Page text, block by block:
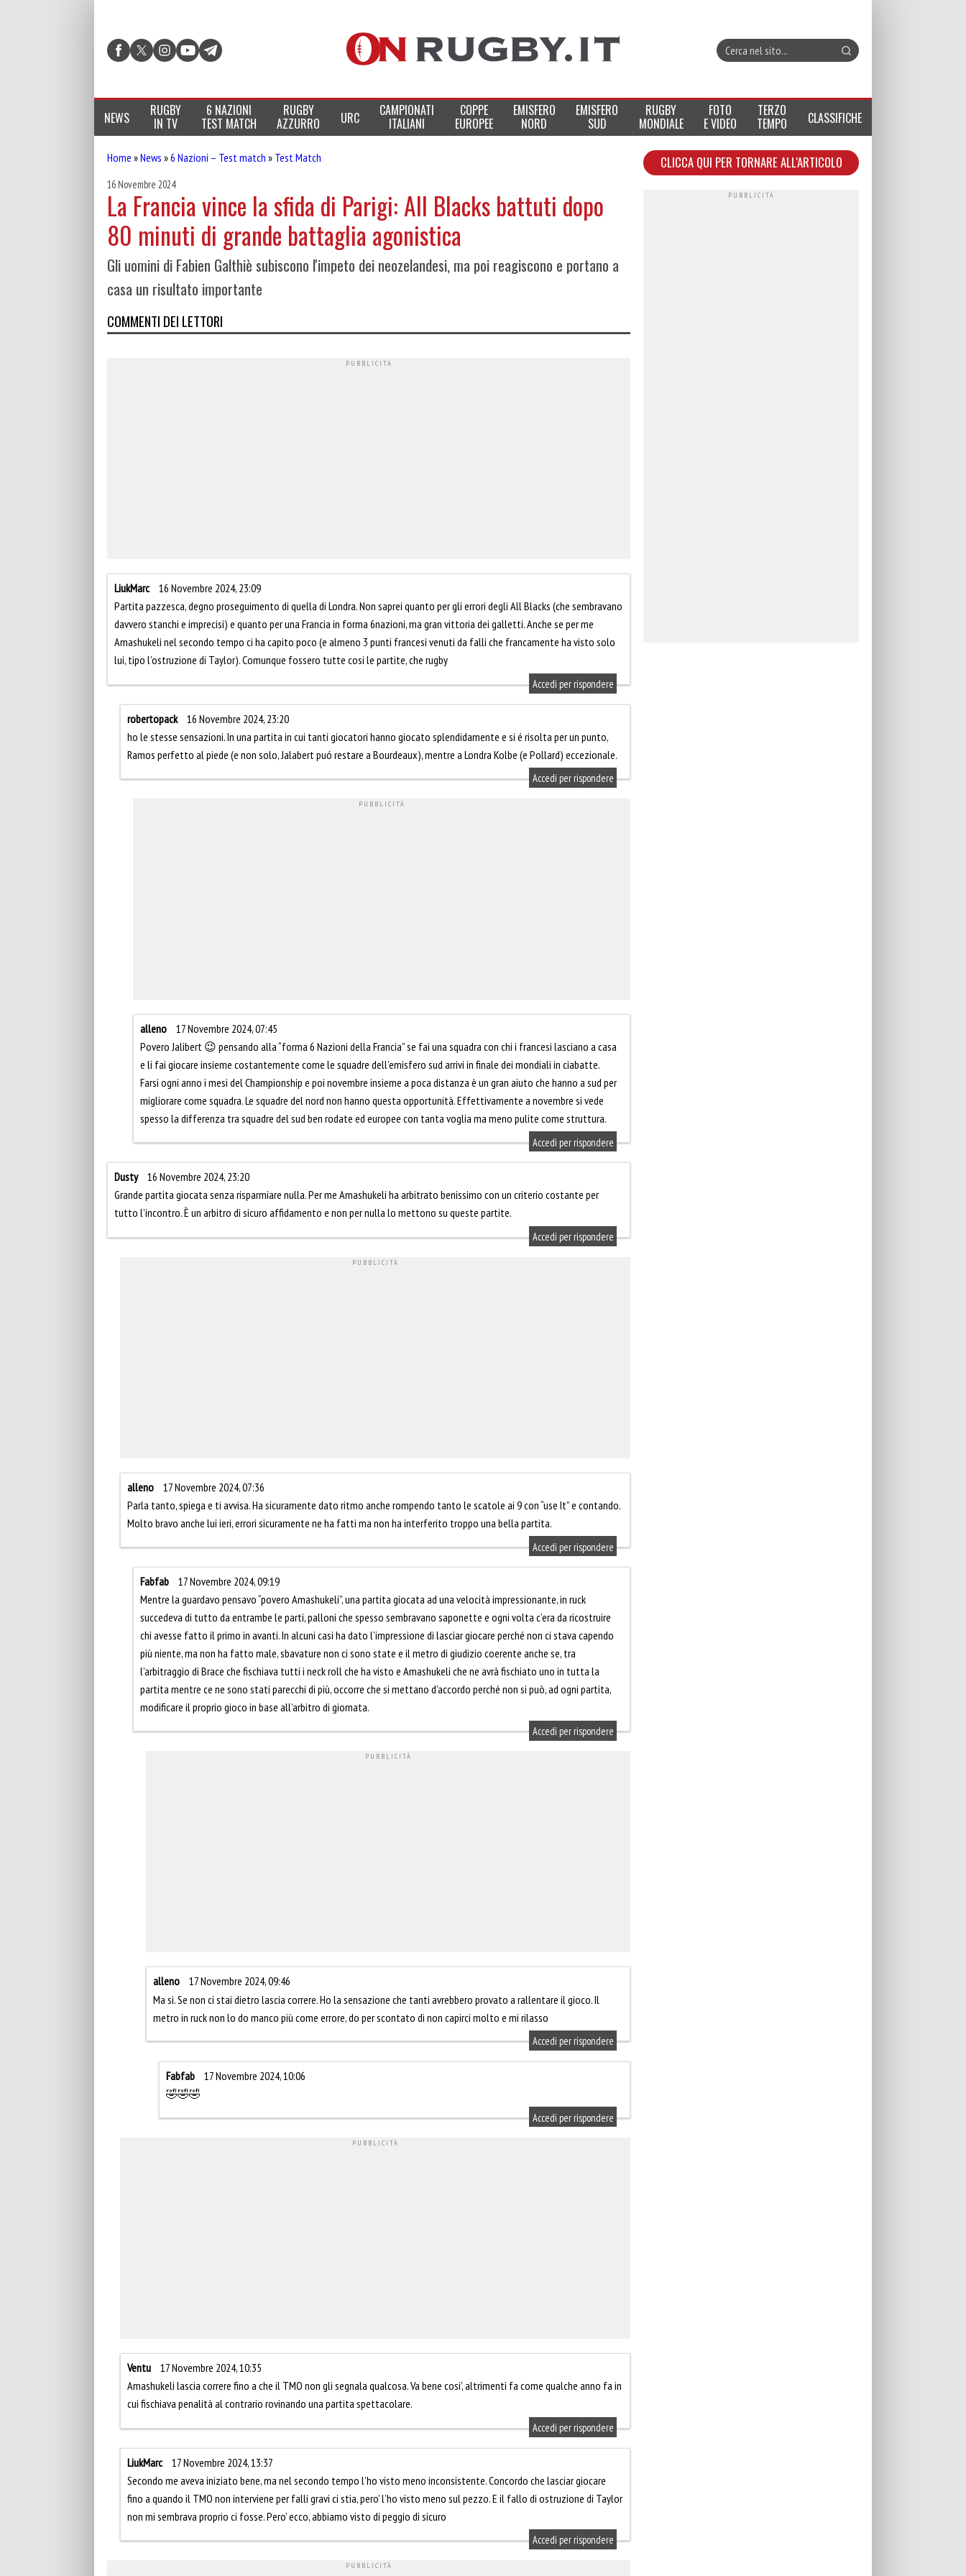
NEWS RUGBY
IN TV
6 NAZIONI
TEST MATCH
RUGBY
AZZURRO URC CAMPIONATI
ITALIANI
COPPE
EUROPEE
EMISFERO
NORD
EMISFERO
SUD
RUGBY
MONDIALE
FOTO
E VIDEO
TERZO
TEMPO CLASSIFICHE
Home »News »6 Nazioni – Test match » Test Match
16 Novembre 2024
La Francia vince la sfida di Parigi: All Blacks battuti dopo
80 minuti di grande battaglia agonistica
Gli uomini di Fabien Galthiè subiscono l'impeto dei neozelandesi, ma poi reagiscono e portano a
casa un risultato importante
COMMENTI DEI LETTORI
LiukMarc
16 Novembre 2024, 23:09
Partita pazzesca, degno proseguimento di quella di Londra. Non saprei quanto per gli errori degli All Blacks (che sembravano
davvero stanchi e imprecisi) e quanto per una Francia in forma 6nazioni, ma gran vittoria dei galletti. Anche se per me
Amashukeli nel secondo tempo ci ha capito poco (e almeno 3 punti francesi venuti da falli che francamente ha visto solo
lui, tipo l’ostruzione di Taylor). Comunque fossero tutte cosi le partite, che rugby
Accedi per rispondere
robertopack
16 Novembre 2024, 23:20
ho le stesse sensazioni. In una partita in cui tanti giocatori hanno giocato splendidamente e si é risolta per un punto,
Ramos perfetto al piede (e non solo, Jalabert puó restare a Bourdeaux), mentre a Londra Kolbe (e Pollard) eccezionale.
Accedi per rispondere
alleno
17 Novembre 2024, 07:45
Povero Jalibert 😉 pensando alla “forma 6 Nazioni della Francia” se fai una squadra con chi i francesi lasciano a casa
e li fai giocare insieme costantemente come le squadre dell’emisfero sud arrivi in finale dei mondiali in ciabatte.
Farsi ogni anno i mesi del Championship e poi novembre insieme a poca distanza è un gran aiuto che hanno a sud per
migliorare come squadra. Le squadre del nord non hanno questa opportunità. Effettivamente a novembre si vede
spesso la differenza tra squadre del sud ben rodate ed europee con tanta voglia ma meno pulite come struttura.
Accedi per rispondere
Dusty
16 Novembre 2024, 23:20
Grande partita giocata senza risparmiare nulla. Per me Amashukeli ha arbitrato benissimo con un criterio costante per
tutto l’incontro. È un arbitro di sicuro affidamento e non per nulla lo mettono su queste partite.
Accedi per rispondere
alleno
17 Novembre 2024, 07:36
Parla tanto, spiega e ti avvisa. Ha sicuramente dato ritmo anche rompendo tanto le scatole ai 9 con “use It” e contando.
Molto bravo anche lui ieri, errori sicuramente ne ha fatti ma non ha interferito troppo una bella partita.
Accedi per rispondere
Fabfab
17 Novembre 2024, 09:19
Mentre la guardavo pensavo “povero Amashukeli”, una partita giocata ad una velocità impressionante, in ruck
succedeva di tutto da entrambe le parti, palloni che spesso sembravano saponette e ogni volta c’era da ricostruire
chi avesse fatto il primo in avanti. In alcuni casi ha dato l’impressione di lasciar giocare perché non ci stava capendo
più niente, ma non ha fatto male, sbavature non ci sono state e il metro di giudizio coerente anche se, tra
l’arbitraggio di Brace che fischiava tutti i neck roll che ha visto e Amashukeli che ne avrà fischiato uno in tutta la
partita mentre ce ne sono stati parecchi di più, occorre che si mettano d’accordo perché non si può, ad ogni partita,
modificare il proprio gioco in base all’arbitro di giornata.
Accedi per rispondere
alleno
17 Novembre 2024, 09:46
Ma si. Se non ci stai dietro lascia correre. Ho la sensazione che tanti avrebbero provato a rallentare il gioco. Il
metro in ruck non lo do manco più come errore, do per scontato di non capirci molto e mi rilasso
Accedi per rispondere
Fabfab
17 Novembre 2024, 10:06
🤣🤣🤣
Accedi per rispondere
Ventu
17 Novembre 2024, 10:35
Amashukeli lascia correre fino a che il TMO non gli segnala qualcosa. Va bene cosi’, altrimenti fa come qualche anno fa in
cui fischiava penalità al contrario rovinando una partita spettacolare.
Accedi per rispondere
LiukMarc
17 Novembre 2024, 13:37
Secondo me aveva iniziato bene, ma nel secondo tempo l’ho visto meno inconsistente. Concordo che lasciar giocare
fino a quando il TMO non interviene per falli gravi ci stia, pero’ l’ho visto meno sul pezzo. E il fallo di ostruzione di Taylor
non mi sembrava proprio ci fosse. Pero’ ecco, abbiamo visto di peggio di sicuro
Accedi per rispondere
CLICCA QUI PER TORNARE ALL'ARTICOLO